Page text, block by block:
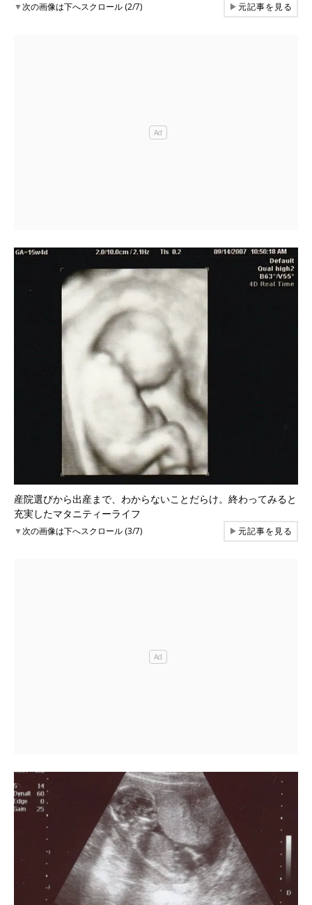
▼次の画像は下へスクロール (2/7) ▶元記事を見る
産院選びから出産まで、わからないことだらけ。終わってみると
充実したマタニティーライフ
▼次の画像は下へスクロール (3/7) ▶元記事を見る